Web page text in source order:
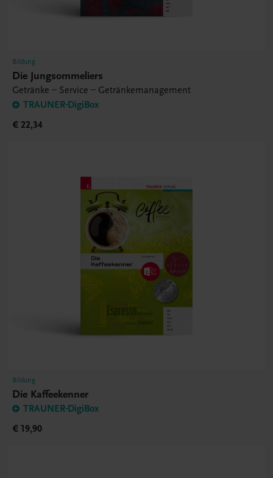
Bildung
Die Jungsommeliers
Getränke – Service – Getränkemanagement
TRAUNER-DigiBox
€ 22,34
Bildung
Die Kaffeekenner
TRAUNER-DigiBox
€ 19,90